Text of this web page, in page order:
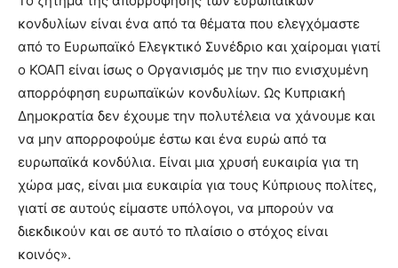
κονδυλίων είναι ένα από τα θέματα που ελεγχόμαστε
από το Ευρωπαϊκό Ελεγκτικό Συνέδριο και χαίρομαι γιατί
ο ΚΟΑΠ είναι ίσως ο Οργανισμός με την πιο ενισχυμένη
απορρόφηση ευρωπαϊκών κονδυλίων. Ως Κυπριακή
Δημοκρατία δεν έχουμε την πολυτέλεια να χάνουμε και
να μην απορροφούμε έστω και ένα ευρώ από τα
ευρωπαϊκά κονδύλια. Είναι μια χρυσή ευκαιρία για τη
χώρα μας, είναι μια ευκαιρία για τους Κύπριους πολίτες,
γιατί σε αυτούς είμαστε υπόλογοι, να μπορούν να
διεκδικούν και σε αυτό το πλαίσιο ο στόχος είναι
κοινός».